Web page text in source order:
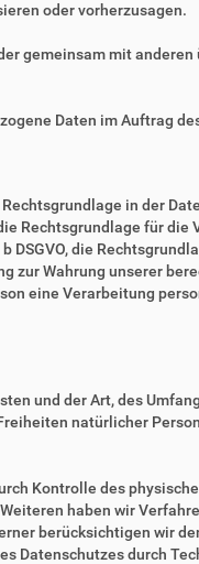
oder vorherzusagen.
gemeinsam mit
Daten im Auftrag
in der
Rechtsgrundlage für die
die
zur Wahrung unserer
eine Verarbeitung
und der Art, des
natürlicher
Kontrolle des
haben wir
berücksichtigen wir
Datenschutzes durch